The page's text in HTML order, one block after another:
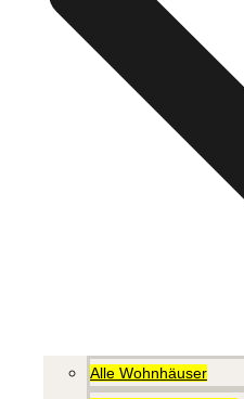
Alle Wohnhäuser